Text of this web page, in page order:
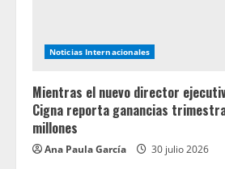
Noticias Internacionales
Mientras el nuevo director
Cigna reporta ganancias
millones
Ana Paula García 30 julio 2026